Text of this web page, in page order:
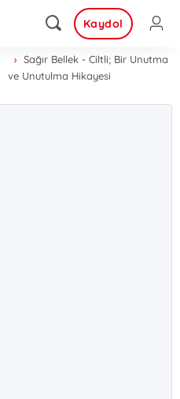
Kaydol
Sağır Bellek - Ciltli; Bir Unutma
ve Unutulma Hikayesi